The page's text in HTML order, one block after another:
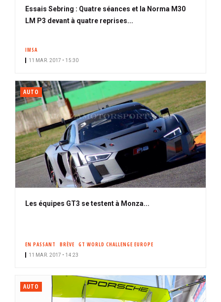
Essais Sebring : Quatre séances et la Norma M30
LM P3 devant à quatre reprises...
IMSA
11 MAR. 2017 • 15:30
AUTO
Les équipes GT3 se testent à Monza...
EN PASSANT BRÈVE GT WORLD CHALLENGE EUROPE
11 MAR. 2017 • 14:23
AUTO